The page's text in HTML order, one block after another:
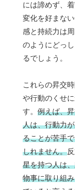
には諦めず、
変化を好まな
感と持続力は
のようにどっ
るでしょう。
これらの昇交
や行動のくせ
す。 例えば、
人は、行動力
ることが苦手
しれません。
星を持つ人は
物事に取り組